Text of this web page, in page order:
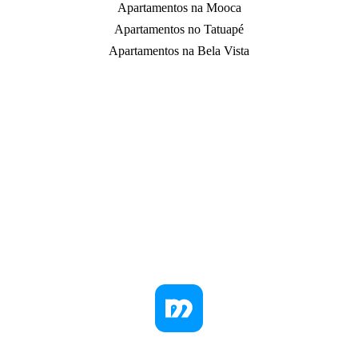
Apartamentos na Mooca
Apartamentos no Tatuapé
Apartamentos na Bela Vista